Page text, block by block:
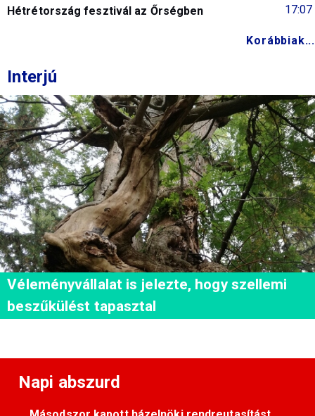
17:07
Hétrétország fesztivál az Őrségben
Korábbiak...
Interjú
Véleményvállalat is jelezte, hogy szellemi
beszűkülést tapasztal
Napi abszurd